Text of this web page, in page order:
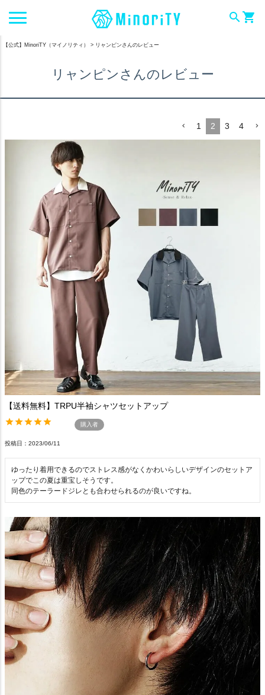
searchshopping_cart
【公式】MinoriTY（マイノリティ） リャンピンさんのレビュー
リャンピンさんのレビュー
1 2 3 4
【送料無料】TRPU半袖シャツセットアップ
購入者
投稿日 2023/06/11
ゆったり着用できるのでストレス感がなくかわいらしいデザインのセットア
ップでこの夏は重宝しそうです。
同色のテーラードジレとも合わせられるのが良いですね。